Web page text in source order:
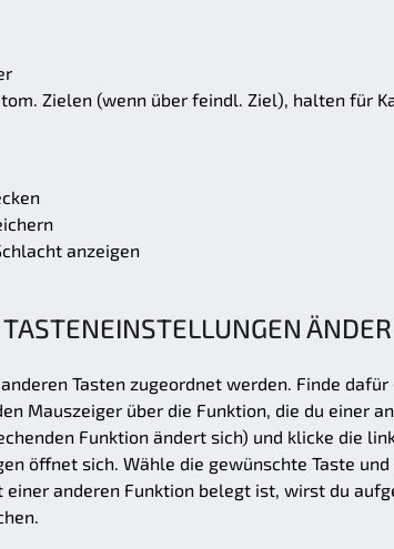
Zielen (wenn über feindl. Ziel), halten für
anzeigen
TASTENEINSTELLUNGEN
Tasten zugeordnet werden. Finde
Mauszeiger über die Funktion, die du einer
Funktion ändert sich) und klicke die
öffnet sich. Wähle die gewünschte Taste und
anderen Funktion belegt ist, wirst du